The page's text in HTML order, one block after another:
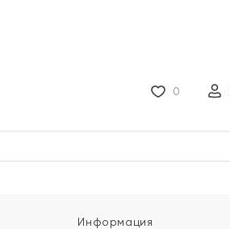
0
Информация